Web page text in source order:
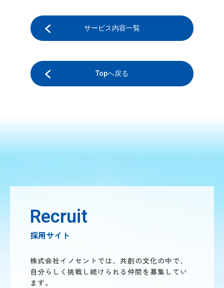
サービス内容一覧
Topへ戻る
Recruit
採用サイト
株式会社イノセントでは、共創の文化の中で、
自分らしく挑戦し続けられる仲間を募集してい
ます。